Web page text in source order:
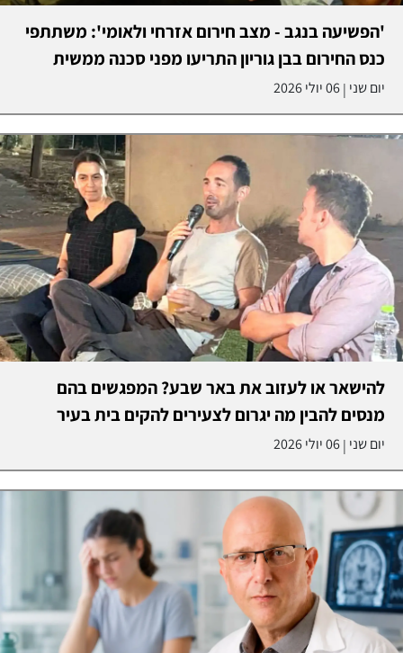
'הפשיעה בנגב - מצב חירום אזרחי ולאומי': משתתפי
כנס החירום בבן גוריון התריעו מפני סכנה ממשית
יום שני |06 יולי 2026
להישאר או לעזוב את באר שבע? המפגשים בהם
מנסים להבין מה יגרום לצעירים להקים בית בעיר
יום שני |06 יולי 2026